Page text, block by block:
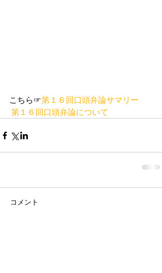
こちら☞第１６回口頭弁論サマリー
第１６回口頭弁論について
コメント